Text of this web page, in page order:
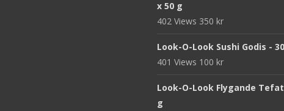
x 50 g
402 Views 350 kr
Look-O-Look Sushi Godis -
401 Views 100 kr
Look-O-Look Flygande
g